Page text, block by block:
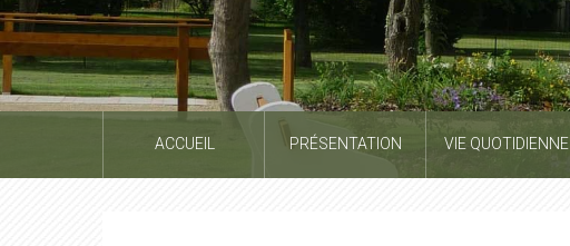
ACCUEIL PRÉSENTATION VIE QUOTIDIENNE